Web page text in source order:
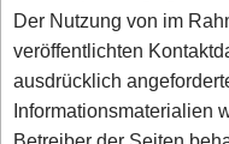
Der Nutzung von im
veröffentlichten
ausdrücklich
Informationsmaterialien